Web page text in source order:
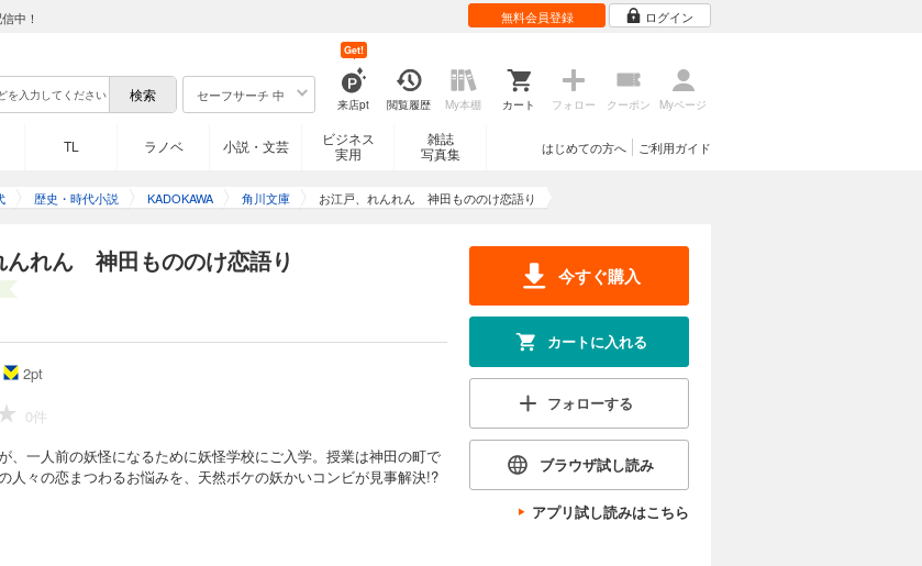
中！ 無料会員登録 ログイン
セーフサーチ 中
来店pt
Get!
閲覧履歴 My本棚 カート フォロー クーポン Myページ
TL ラノベ 小説・文芸
ビジネス
実用
雑誌
写真集
ご利用ガイド
はじめての方へ
歴史・時代小説 KADOKAWA 角川文庫 お江戸、れんれん 神田もののけ恋語り
んれん 神田もののけ恋語り
2pt
0件
、一人前の妖怪になるために妖怪学校にご入学。授業は神田の町で
人々の恋まつわるお悩みを、天然ボケの妖かいコンビが見事解決!?
今すぐ購入
カートに入れる
フォローする
ブラウザ試し読み
アプリ試し読みはこちら